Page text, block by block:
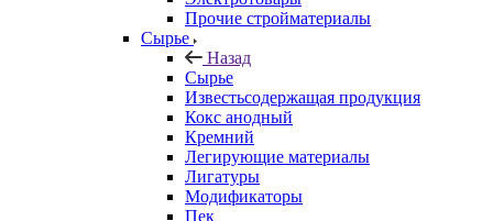
Прочие стройматериалы
Сырье
Назад
Сырье
Известьсодержащая продукция
Кокс анодный
Кремний
Легирующие материалы
Лигатуры
Модификаторы
Пек